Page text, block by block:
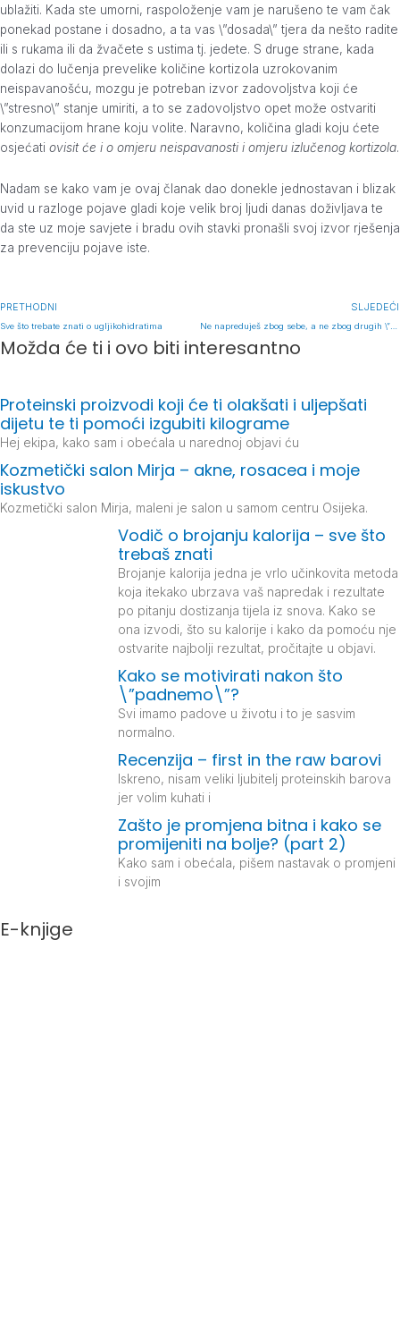
ublažiti. Kada ste umorni, raspoloženje vam je narušeno te vam čak
ponekad postane i dosadno, a ta vas \”dosada\” tjera da nešto radite
ili s rukama ili da žvačete s ustima tj. jedete. S druge strane, kada
dolazi do lučenja prevelike količine kortizola uzrokovanim
neispavanošću, mozgu je potreban izvor zadovoljstva koji će
\”stresno\” stanje umiriti, a to se zadovoljstvo opet može ostvariti
konzumacijom hrane koju volite. Naravno, količina gladi koju ćete
osjećati ovisit će i o omjeru neispavanosti i omjeru izlučenog kortizola.
Nadam se kako vam je ovaj članak dao donekle jednostavan i blizak
uvid u razloge pojave gladi koje velik broj ljudi danas doživljava te
da ste uz moje savjete i bradu ovih stavki pronašli svoj izvor rješenja
za prevenciju pojave iste.
PRETHODNI
Sve što trebate znati o ugljikohidratima
SLJEDEĆI
Ne napreduješ zbog sebe, a ne zbog drugih \”izgovora\”
Možda će ti i ovo biti interesantno
Proteinski proizvodi koji će ti olakšati i uljepšati
dijetu te ti pomoći izgubiti kilograme
Hej ekipa, kako sam i obećala u narednoj objavi ću
Kozmetički salon Mirja – akne, rosacea i moje
iskustvo
Kozmetički salon Mirja, maleni je salon u samom centru Osijeka.
Vodič o brojanju kalorija – sve što
trebaš znati
Brojanje kalorija jedna je vrlo učinkovita metoda
koja itekako ubrzava vaš napredak i rezultate
po pitanju dostizanja tijela iz snova. Kako se
ona izvodi, što su kalorije i kako da pomoću nje
ostvarite najbolji rezultat, pročitajte u objavi.
Kako se motivirati nakon što
\”padnemo\”?
Svi imamo padove u životu i to je sasvim
normalno.
Recenzija – first in the raw barovi
Iskreno, nisam veliki ljubitelj proteinskih barova
jer volim kuhati i
Zašto je promjena bitna i kako se
promijeniti na bolje? (part 2)
Kako sam i obećala, pišem nastavak o promjeni
i svojim
E-knjige